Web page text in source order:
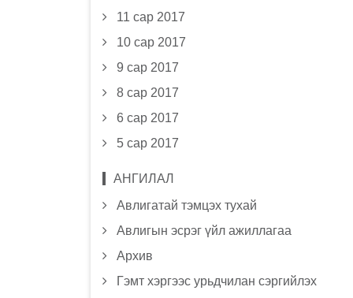
11 сар 2017
10 сар 2017
9 сар 2017
8 сар 2017
6 сар 2017
5 сар 2017
АНГИЛАЛ
Авлигатай тэмцэх тухай
Авлигын эсрэг үйл ажиллагаа
Архив
Гэмт хэргээс урьдчилан сэргийлэх